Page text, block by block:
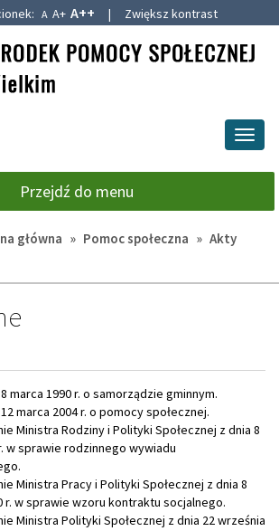
A A+ A++ | Zwiększ kontrast
Przejdź do menu
główna » Pomoc społeczna » Akty
marca 1990 r. o samorządzie gminnym.
marca 2004 r. o pomocy społecznej.
Ministra Rodziny i Polityki Społecznej z dnia 8
w sprawie rodzinnego wywiadu
Ministra Pracy i Polityki Społecznej z dnia 8
r. w sprawie wzoru kontraktu socjalnego.
Ministra Polityki Społecznej z dnia 22 września